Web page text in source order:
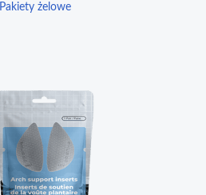
Pakiety żelowe